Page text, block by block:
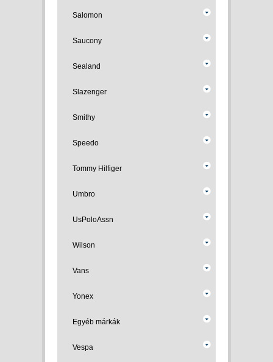
Salomon
Saucony
Sealand
Slazenger
Smithy
Speedo
Tommy Hilfiger
Umbro
UsPoloAssn
Wilson
Vans
Yonex
Egyéb márkák
Vespa